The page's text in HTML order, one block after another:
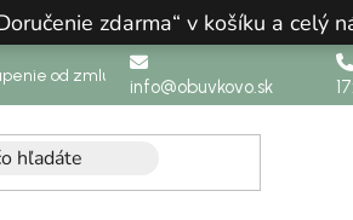
zdarma“ v košíku a celý
od zmluvy info@obuvkovo.sk